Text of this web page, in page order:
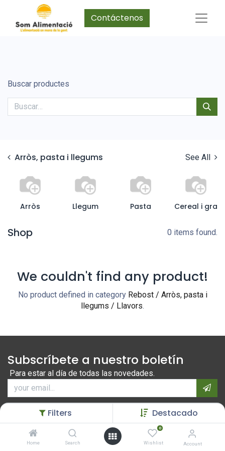
Filters Destacado
Home Search
0
Wishlist Account
Contáctenos
Buscar productes
Arròs, pasta i llegums See All
Arròs Llegum Pasta Cereal i gra
Shop 0 items found.
We couldn't find any product!
No product defined in category Rebost / Arròs, pasta i
llegums / Llavors.
Subscríbete a nuestro boletín
Para estar al día de todas las novedades.